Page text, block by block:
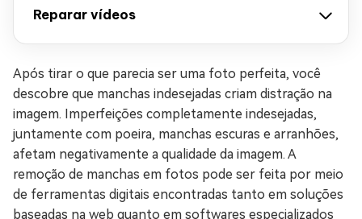
Reparar vídeos
Após tirar o que parecia ser uma foto perfeita, você
descobre que manchas indesejadas criam distração na
imagem. Imperfeições completamente indesejadas,
juntamente com poeira, manchas escuras e arranhões,
afetam negativamente a qualidade da imagem. A
remoção de manchas em fotos pode ser feita por meio
de ferramentas digitais encontradas tanto em soluções
baseadas na web quanto em softwares especializados